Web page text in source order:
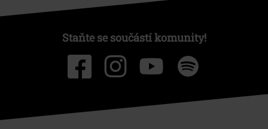
Staňte se součástí komunity!